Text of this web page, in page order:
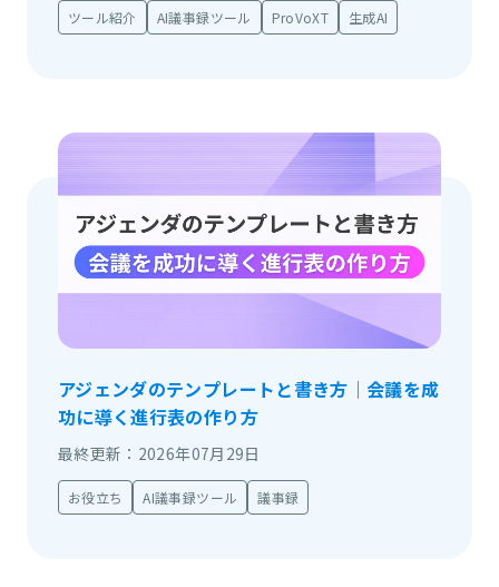
ツール紹介 AI議事録ツール ProVoXT 生成AI
アジェンダのテンプレートと書き方｜会議を成
功に導く進行表の作り方
最終更新：2026年07月29日
お役立ち AI議事録ツール 議事録